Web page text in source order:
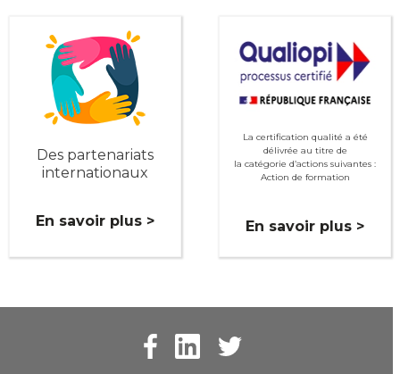
Des partenariats
internationaux
En savoir plus >
La certification qualité a été
délivrée au titre de
la catégorie d’actions suivantes :
Action de formation
En savoir plus >